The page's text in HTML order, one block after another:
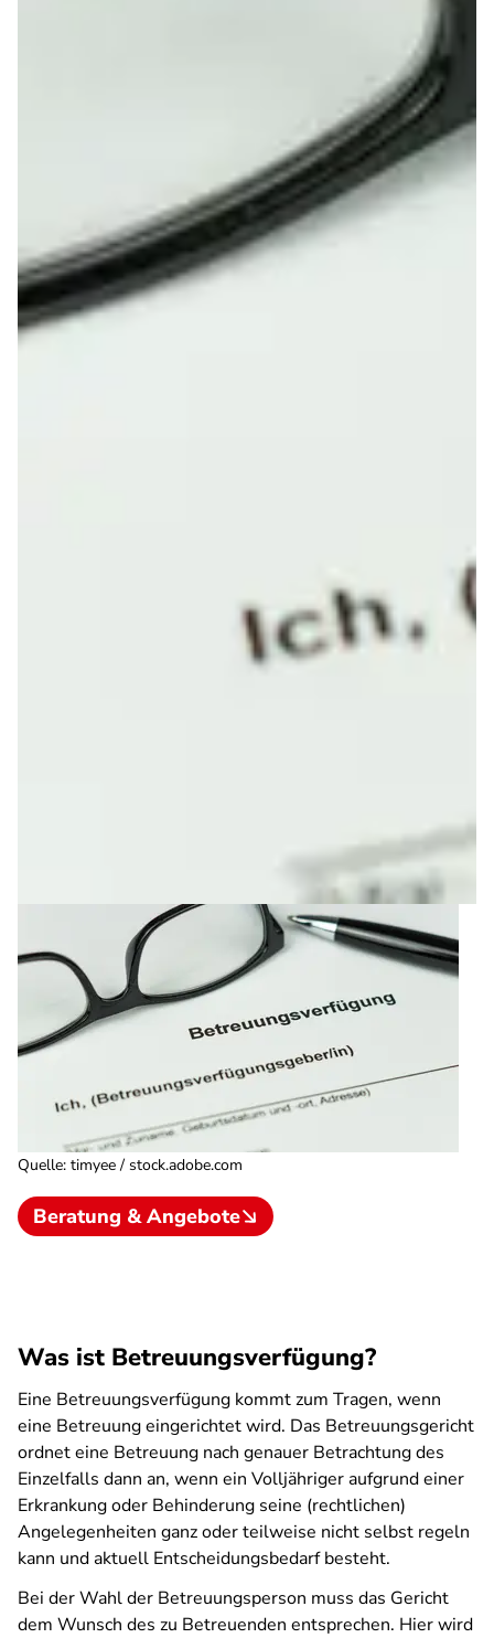
Quelle: timyee / stock.adobe.com
Beratung & Angebote
Was ist Betreuungsverfügung?
Eine Betreuungsverfügung kommt zum Tragen, wenn
eine Betreuung eingerichtet wird. Das Betreuungsgericht
ordnet eine Betreuung nach genauer Betrachtung des
Einzelfalls dann an, wenn ein Volljähriger aufgrund einer
Erkrankung oder Behinderung seine (rechtlichen)
Angelegenheiten ganz oder teilweise nicht selbst regeln
kann und aktuell Entscheidungsbedarf besteht.
Bei der Wahl der Betreuungsperson muss das Gericht
dem Wunsch des zu Betreuenden entsprechen. Hier wird